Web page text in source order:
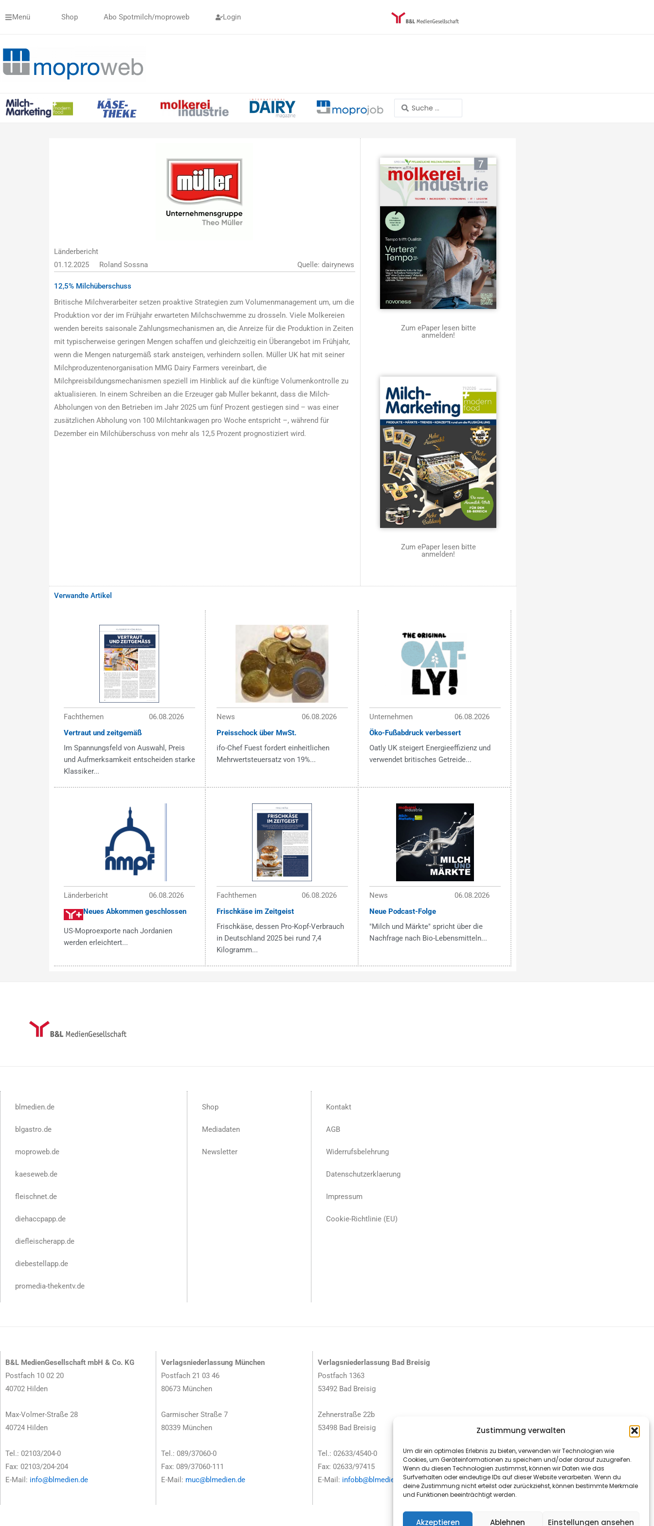
Zustimmung verwalten
Um dir ein optimales Erlebnis zu bieten, verwenden wir Technologien wie
Cookies, um Geräteinformationen zu speichern und/oder darauf zuzugreifen.
Wenn du diesen Technologien zustimmst, können wir Daten wie das
Surfverhalten oder eindeutige IDs auf dieser Website verarbeiten. Wenn du
deine Zustimmung nicht erteilst oder zurückziehst, können bestimmte Merkmale
und Funktionen beeinträchtigt werden.
Akzeptieren Ablehnen Einstellungen ansehen
InhaltMenü Shop Abo Spotmilch/moproweb Login
Search
...
Länderbericht
01.12.2025
Roland Sossna Quelle: dairynews
12,5% Milchüberschuss
Britische Milchverarbeiter setzen proaktive Strategien zum Volumenmanagement um, um die
Produktion vor der im Frühjahr erwarteten Milchschwemme zu drosseln. Viele Molkereien
wenden bereits saisonale Zahlungsmechanismen an, die Anreize für die Produktion in Zeiten
mit typischerweise geringen Mengen schaffen und gleichzeitig ein Überangebot im Frühjahr,
wenn die Mengen naturgemäß stark ansteigen, verhindern sollen. Müller UK hat mit seiner
Milchproduzentenorganisation MMG Dairy Farmers vereinbart, die
Milchpreisbildungsmechanismen speziell im Hinblick auf die künftige Volumenkontrolle zu
aktualisieren. In einem Schreiben an die Erzeuger gab Muller bekannt, dass die Milch-
Abholungen von den Betrieben im Jahr 2025 um fünf Prozent gestiegen sind – was einer
zusätzlichen Abholung von 100 Milchtankwagen pro Woche entspricht –, während für
Dezember ein Milchüberschuss von mehr als 12,5 Prozent prognostiziert wird.
Zum ePaper lesen bitte
anmelden!
Zum ePaper lesen bitte
anmelden!
Verwandte Artikel
Fachthemen
06.08.2026
Vertraut und zeitgemäß
Im Spannungsfeld von Auswahl, Preis
und Aufmerksamkeit entscheiden starke
Klassiker...
News
06.08.2026
Preisschock über MwSt.
ifo-Chef Fuest fordert einheitlichen
Mehrwertsteuersatz von 19%...
Unternehmen
06.08.2026
Öko-Fußabdruck verbessert
Oatly UK steigert Energieeffizienz und
verwendet britisches Getreide...
Länderbericht
06.08.2026
Neues Abkommen geschlossen
US-Moproexporte nach Jordanien
werden erleichtert...
Fachthemen
06.08.2026
Frischkäse im Zeitgeist
Frischkäse, dessen Pro-Kopf-Verbrauch
in Deutschland 2025 bei rund 7,4
Kilogramm...
News
06.08.2026
Neue Podcast-Folge
"Milch und Märkte" spricht über die
Nachfrage nach Bio-Lebensmitteln...
blmedien.de
blgastro.de
moproweb.de
kaeseweb.de
fleischnet.de
diehaccpapp.de
diefleischerapp.de
diebestellapp.de
promedia-thekentv.de
Shop
Mediadaten
Newsletter
Kontakt
AGB
Widerrufsbelehrung
Datenschutzerklaerung
Impressum
Cookie-Richtlinie (EU)
B&L MedienGesellschaft mbH & Co. KG
Postfach 10 02 20
40702 Hilden
Max-Volmer-Straße 28
40724 Hilden
Tel.: 02103/204-0
Fax: 02103/204-204
E-Mail: info@blmedien.de
Verlagsniederlassung München
Postfach 21 03 46
80673 München
Garmischer Straße 7
80339 München
Tel.: 089/37060-0
Fax: 089/37060-111
E-Mail: muc@blmedien.de
Verlagsniederlassung Bad Breisig
Postfach 1363
53492 Bad Breisig
Zehnerstraße 22b
53498 Bad Breisig
Tel.: 02633/4540-0
Fax: 02633/97415
E-Mail: infobb@blmedien.de